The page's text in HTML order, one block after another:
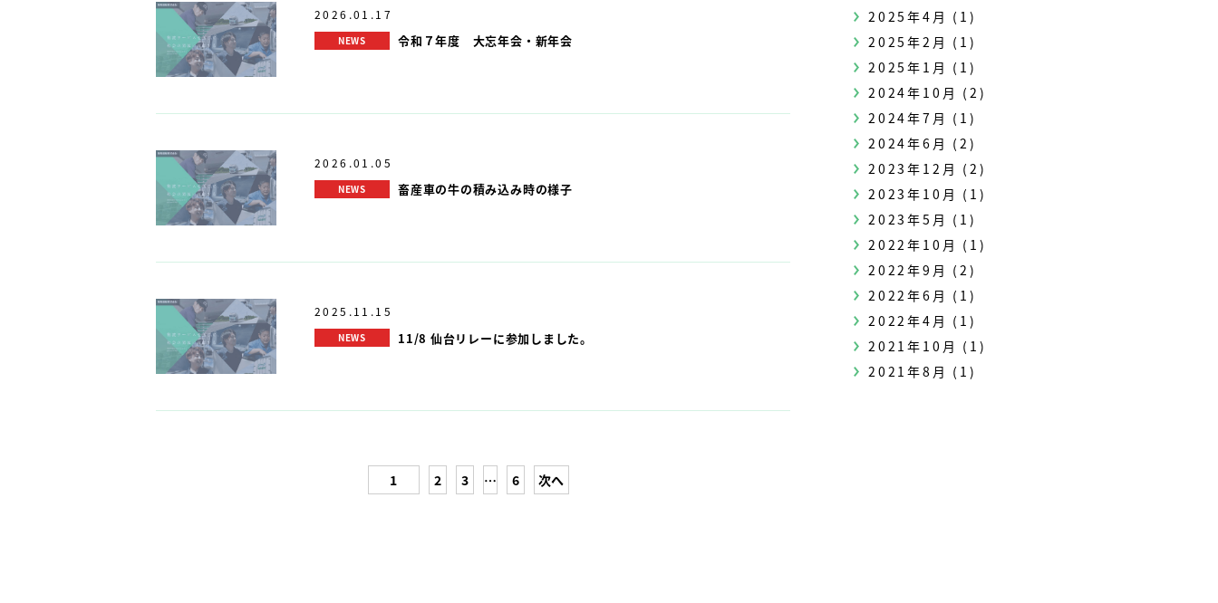
2026.01.17
NEWS 令和７年度 大忘年会・新年会
2026.01.05
NEWS 畜産車の牛の積み込み時の様子
2025.11.15
NEWS 11/8 仙台リレーに参加しました。
1 2 3 … 6 次へ
2025年4月 (1)
2025年2月 (1)
2025年1月 (1)
2024年10月 (2)
2024年7月 (1)
2024年6月 (2)
2023年12月 (2)
2023年10月 (1)
2023年5月 (1)
2022年10月 (1)
2022年9月 (2)
2022年6月 (1)
2022年4月 (1)
2021年10月 (1)
2021年8月 (1)